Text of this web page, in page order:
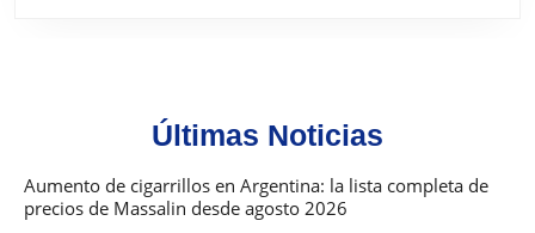
de
política
monetaria
Últimas Noticias
Aumento de cigarrillos en Argentina: la lista completa de
precios de Massalin desde agosto 2026